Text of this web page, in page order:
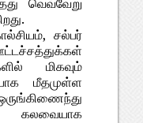
சல்பர்
மிகவும்
மீதமுள்ள